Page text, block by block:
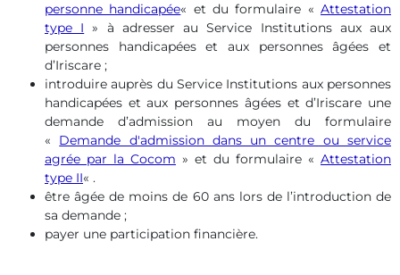
personne handicapée« et du formulaire «Attestation
type I » à adresser au Service Institutions aux aux
personnes handicapées et aux personnes âgées et
d’Iriscare ;
introduire auprès du Service Institutions aux personnes
handicapées et aux personnes âgées et d’Iriscare une
demande d’admission au moyen du formulaire
« Demande d'admission dans un centre ou service
agrée par la Cocom » et du formulaire « Attestation
type II« .
être âgée de moins de 60 ans lors de l’introduction de
sa demande ;
payer une participation financière.